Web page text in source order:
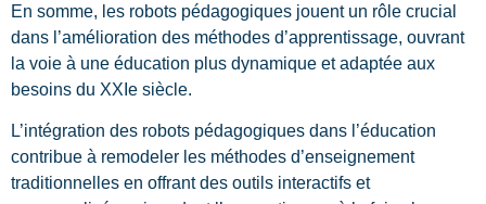
En somme, les robots pédagogiques jouent un rôle crucial
dans l’amélioration des méthodes d’apprentissage, ouvrant
la voie à une éducation plus dynamique et adaptée aux
besoins du XXIe siècle.
L’intégration des robots pédagogiques dans l’éducation
contribue à remodeler les méthodes d’enseignement
traditionnelles en offrant des outils interactifs et